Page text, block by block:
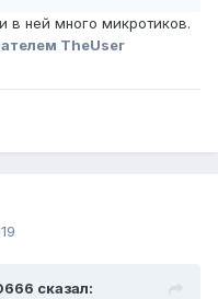
в ней много микротиков.
TheUser
сказал: